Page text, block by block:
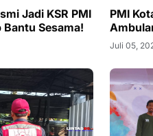
Jadi KSR PMI
Bantu Sesama!
PMI
Juli 05,